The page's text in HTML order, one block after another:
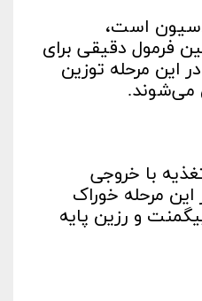
است،
فرمول دقیقی برای
این مرحله توزین
می‌شوند.
با خروجی
مرحله خوراک
و رزین پایه